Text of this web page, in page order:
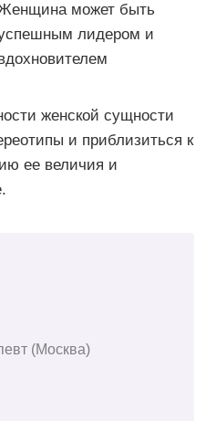
может быть
лидером и
женской сущности
и приблизиться к
ее величия и
(Москва)